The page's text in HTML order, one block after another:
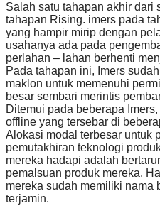
Salah satu tahapan akhir dari
tahapan Rising. imers pada
yang hampir mirip dengan
usahanya ada pada
perlahan – lahan berhenti
Pada tahapan ini, Imers
maklon untuk memenuhi
besar sembari merintis
Ditemui pada beberapa
offline yang tersebar di
Alokasi modal terbesar untuk
pemutakhiran teknologi
mereka hadapi adalah
pemalsuan produk mereka.
mereka sudah memiliki nama
terjamin.